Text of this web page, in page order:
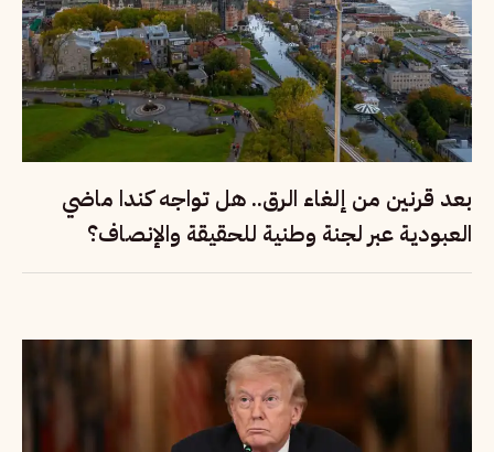
بعد قرنين من إلغاء الرق.. هل تواجه كندا ماضي
العبودية عبر لجنة وطنية للحقيقة والإنصاف؟